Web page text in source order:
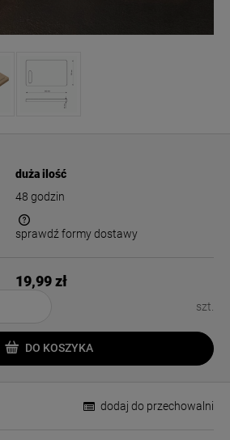
duża ilość
48 godzin
kosztów płatności
sprawdź formy dostawy
19,99 zł
szt.
DO KOSZYKA
dodaj do przechowalni